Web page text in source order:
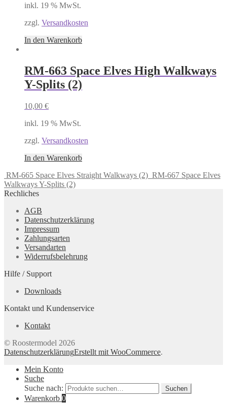
inkl. 19 % MwSt.
zzgl. Versandkosten
In den Warenkorb
RM-663 Space Elves High Walkways
Y-Splits (2)
10,00 €
inkl. 19 % MwSt.
zzgl. Versandkosten
In den Warenkorb
RM-665 Space Elves Straight Walkways (2) RM-667 Space Elves
Walkways Y-Splits (2)
Rechliches
AGB
Datenschutzerklärung
Impressum
Zahlungsarten
Versandarten
Widerrufsbelehrung
Hilfe / Support
Downloads
Kontakt und Kundenservice
Kontakt
© Roostermodel 2026
DatenschutzerklärungErstellt mit WooCommerce.
Mein Konto
Suche
Suche nach:
Suchen
Warenkorb 0